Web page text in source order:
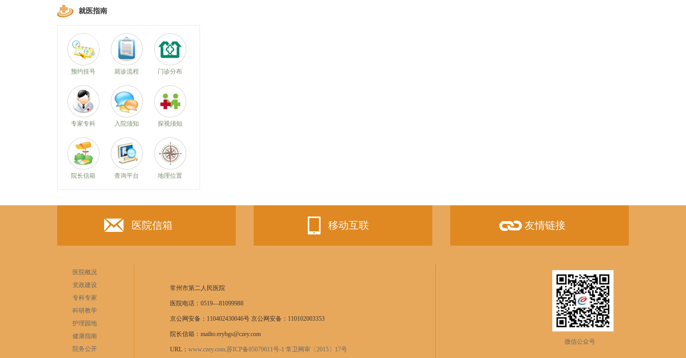
就医指南
预约挂号 就诊流程 门诊分布
专家专科 入院须知 探视须知
院长信箱 查询平台 地理位置
医院信箱 移动互联 友情链接
医院概况
党政建设
专科专家
科研教学
护理园地
健康指南
院务公开
常州市第二人民医院
医院电话：0519—81099988
京公网安备：110402430046号 京公网安备：110102003353
院长信箱：mailto:erybgs@czey.com
URL： www.czey.com.苏ICP备05079611号-1 常卫网审〔2015〕17号
微信公众号